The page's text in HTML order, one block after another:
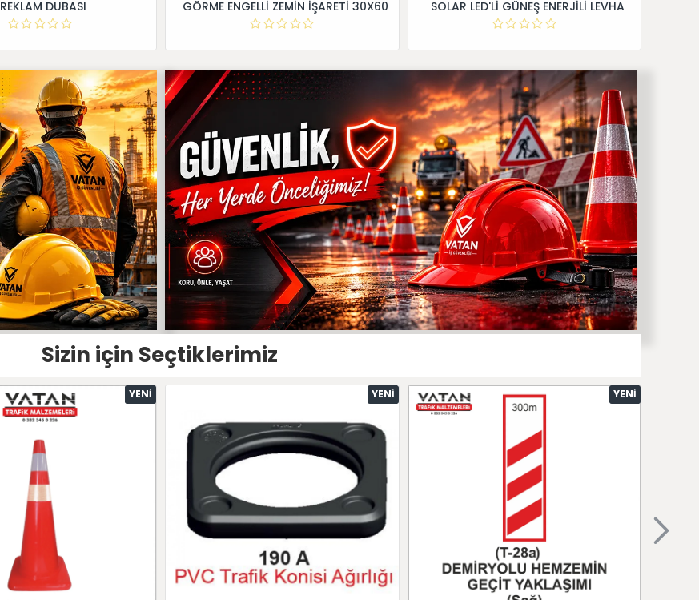
REKLAM DUBASI GÖRME ENGELLİ ZEMİN İŞARETİ 30X60 SOLAR LED'Lİ GÜNEŞ ENERJİLİ LEVHA
Sizin için Seçtiklerimiz
YENI YENI YENI